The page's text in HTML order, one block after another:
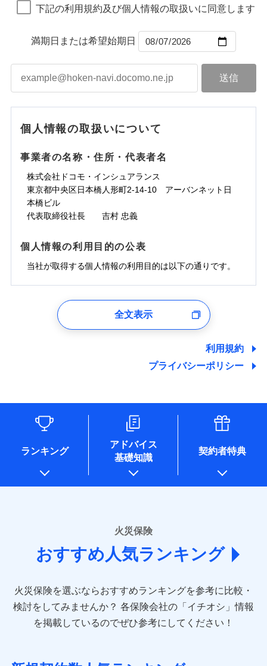
下記の利用規約及び個人情報の取扱いに同意します
満期日または希望始期日
個人情報の取扱いについて
事業者の名称・住所・代表者名
株式会社ドコモ・インシュアランス
東京都中央区日本橋人形町2-14-10 アーバンネット日
本橋ビル
代表取締役社長 吉村 忠義
個人情報の利用目的の公表
当社が取得する個人情報の利用目的は以下の通りです。
ユーザー登録受付および、管理のため
しくは委託を受けている保険会社・提携会社の保険その他に
関する情報を提供し、金融商品等の契約を勧奨するため、ま
た維持管理等の委託業務遂行のため、またそれらに付帯、関
情報を取引のある他の保険会社の商品・サービスをご提案す
るために利用させていただくことがあります。）
各種セミナーの開催のため
コンサルティングサービスの実施のため
アンケートやキャンペーン等の実施のため
上記に係る案内・手続き・管理等付帯業務を行うため
* 当社が委託を受けている保険会社の情報は、保険会社
のホームページに掲載しておりますので、ご確認くださ
あいおいニッセイ同和損害保険株式会社
(https://www.aioinissaydowa.co.jp/)
アクサ損害保険株式会社 (https://www.axa-
アニコム損害保険株式会社 (https://www.anicom-
sompo.co.jp/)
東京海上ダイレクト損害保険株式会社
(https://www.e-design.net/)
全文表示
利用規約
プライバシーポリシー
ランキング
アドバイス
基礎知識
契約者特典
火災保険
おすすめ人気ランキング
火災保険を選ぶならおすすめランキングを参考に比較・
検討をしてみませんか？ 各保険会社の「イチオシ」情報
を掲載しているのでぜひ参考にしてください！